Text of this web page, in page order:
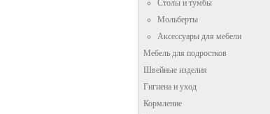
Столы и тумбы
Мольберты
Аксессуары для мебели
Мебель для подростков
Швейные изделия
Гигиена и уход
Кормление